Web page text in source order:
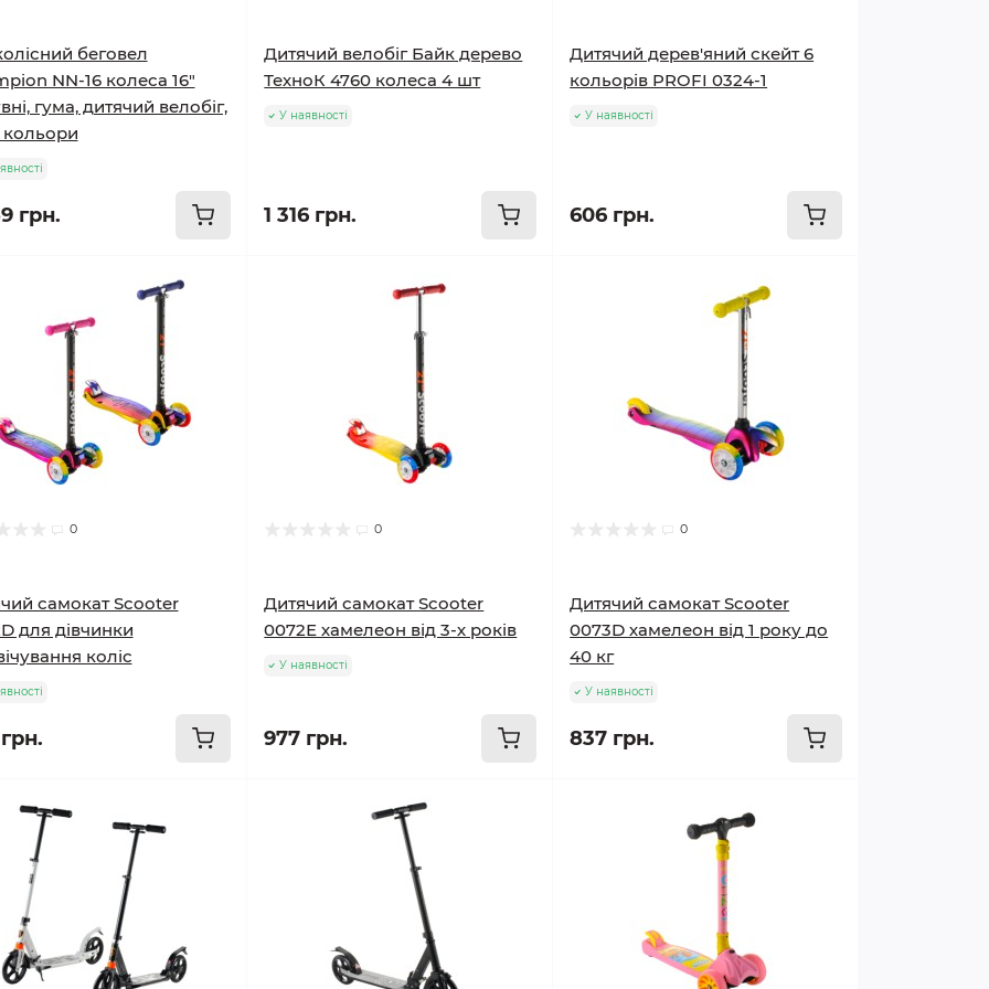
беговел
NN-16 колеса 16"
гума, дитячий велобіг,
кольори
грн.
Дитячий велобіг Байк дерево
ТехноК 4760 колеса 4 шт
У наявності
1 316 грн.
Дитячий дерев'яний скейт 6
кольорів PROFI 0324-1
У наявності
606 грн.
0
самокат Scooter
для дівчинки
коліс
0
Дитячий самокат Scooter
0072Е хамелеон від 3-х років
У наявності
977 грн.
0
Дитячий самокат Scooter
0073D хамелеон від 1 року до
40 кг
У наявності
837 грн.